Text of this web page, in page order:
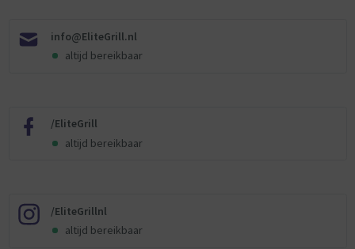
info@EliteGrill.nl
altijd bereikbaar
/EliteGrill
altijd bereikbaar
/EliteGrillnl
altijd bereikbaar